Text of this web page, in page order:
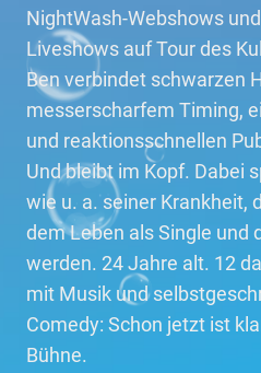
NightWash-Webshows
Liveshows auf Tour des
Ben verbindet schwarzen
messerscharfem Timing,
und reaktionsschnellen
Und bleibt im Kopf. Dabei
wie u. a. seiner Krankheit,
dem Leben als Single und
werden. 24 Jahre alt. 12
mit Musik und
Comedy: Schon jetzt ist
Bühne.